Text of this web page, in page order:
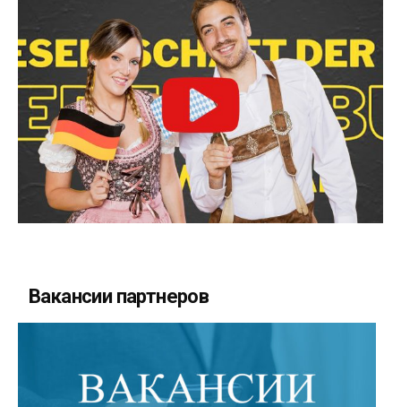
Вакансии партнеров